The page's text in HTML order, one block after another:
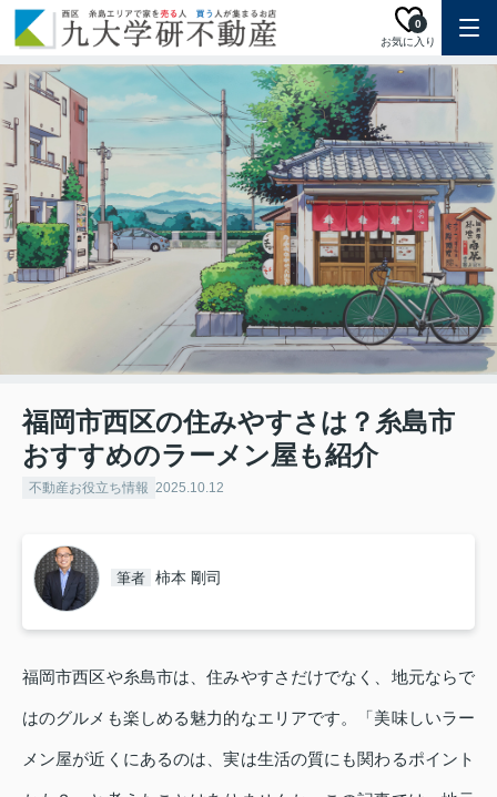
お気に入り
0
福岡市西区の住みやすさは？糸島市
おすすめのラーメン屋も紹介
不動産お役立ち情報 2025.10.12
筆者 柿本 剛司
福岡市西区や糸島市は、住みやすさだけでなく、地元ならで
はのグルメも楽しめる魅力的なエリアです。「美味しいラー
メン屋が近くにあるのは、実は生活の質にも関わるポイント